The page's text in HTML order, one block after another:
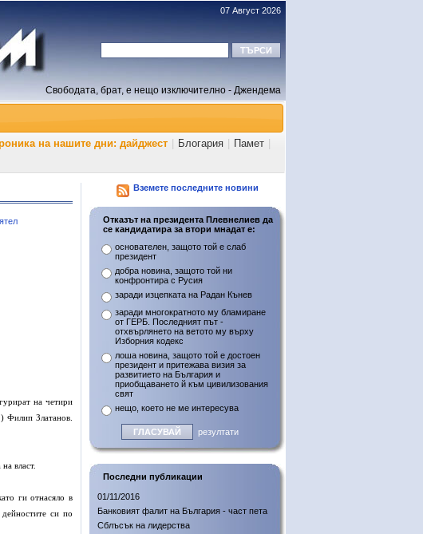
07 Август 2026
Свободата, брат, е нещо изключително - Джендема
на нашите дни: дайджест Блогария Памет
на четири
Филип Златанов.
власт.
ги отнасяло в
си по
Вземете последните новини
Отказът на президента Плевнелиев да
се кандидатира за втори мнадат е:
основателен, защото той е слаб
президент
добра новина, защото той ни
конфронтира с Русия
заради изцепката на Радан Кънев
заради многократното му бламиране
от ГЕРБ. Последният път -
отхвърлянето на ветото му върху
Изборния кодекс
лоша новина, защото той е достоен
президент и притежава визия за
развитието на България и
приобщаването й към цивилизования
свят
нещо, което не ме интересува
резултати
Последни публикации
01/11/2016
Банковият фалит на България - част пета
Сблъсък на лидерства